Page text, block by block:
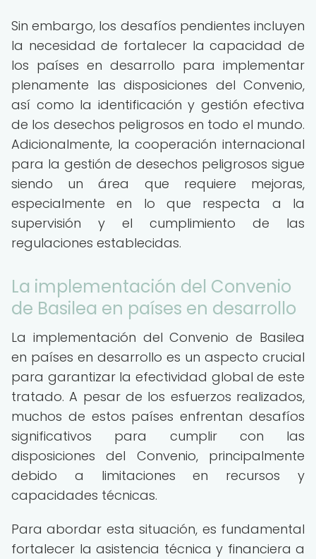
Sin embargo, los desafíos pendientes incluyen
la necesidad de fortalecer la capacidad de
los países en desarrollo para implementar
plenamente las disposiciones del Convenio,
así como la identificación y gestión efectiva
de los desechos peligrosos en todo el mundo.
Adicionalmente, la cooperación internacional
para la gestión de desechos peligrosos sigue
siendo un área que requiere mejoras,
especialmente en lo que respecta a la
supervisión y el cumplimiento de las
regulaciones establecidas.
La implementación del Convenio
de Basilea en países en desarrollo
La implementación del Convenio de Basilea
en países en desarrollo es un aspecto crucial
para garantizar la efectividad global de este
tratado. A pesar de los esfuerzos realizados,
muchos de estos países enfrentan desafíos
significativos para cumplir con las
disposiciones del Convenio, principalmente
debido a limitaciones en recursos y
capacidades técnicas.
Para abordar esta situación, es fundamental
fortalecer la asistencia técnica y financiera a